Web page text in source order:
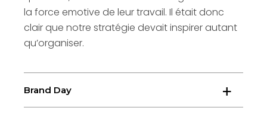
la force emotive de leur travail. Il était donc
clair que notre stratégie devait inspirer autant
qu’organiser.
Brand Day